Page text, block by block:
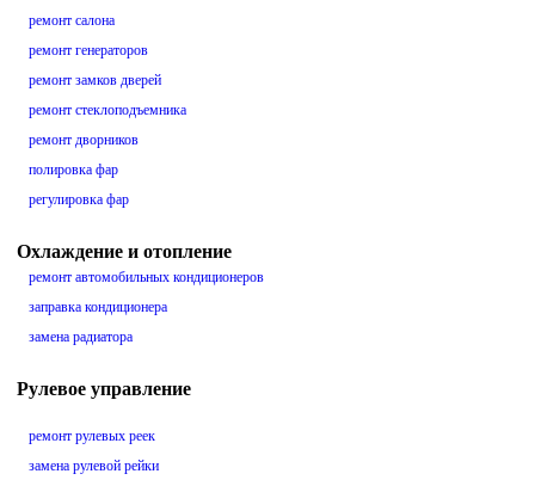
ремонт салона
ремонт генераторов
ремонт замков дверей
ремонт стеклоподъемника
ремонт дворников
полировка фар
регулировка фар
Охлаждение и отопление
ремонт автомобильных кондиционеров
заправка кондиционера
замена радиатора
Рулевое управление
ремонт рулевых реек
замена рулевой рейки